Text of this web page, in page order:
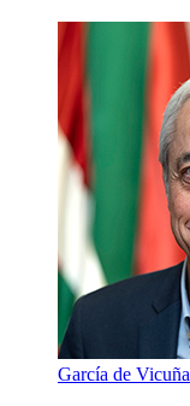
García de Vicuña